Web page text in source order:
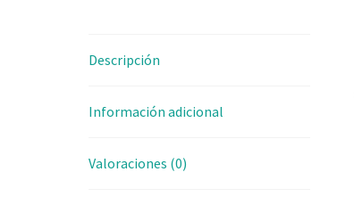
Descripción
Información adicional
Valoraciones (0)